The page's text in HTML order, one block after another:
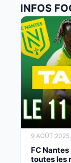
INFOS
9 AOÛT
FC
toutes les